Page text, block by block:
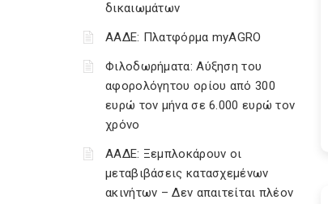
δικαιωμάτων
ΑΑΔΕ: Πλατφόρμα myAGRO
Φιλοδωρήματα: Αύξηση του
αφορολόγητου ορίου από 300
ευρώ τον μήνα σε 6.000 ευρώ τον
χρόνο
ΑΑΔΕ: Ξεμπλοκάρουν οι
μεταβιβάσεις κατασχεμένων
ακινήτων – Δεν απαιτείται πλέον